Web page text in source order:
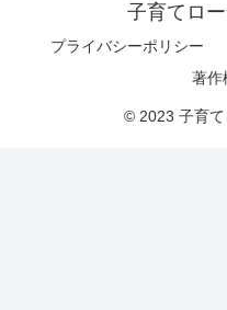
子育てロ
プライバシーポリシー
著作
© 2023 子育